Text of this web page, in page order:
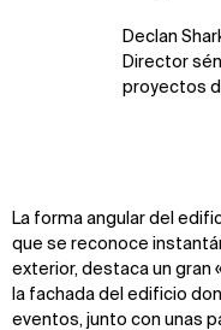
Declan
Director
proyectos
La forma angular del
que se reconoce
exterior, destaca un gran
la fachada del edificio
eventos, junto con unas